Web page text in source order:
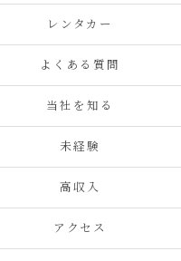
レンタカー
よくある質問
当社を知る
未経験
高収入
アクセス